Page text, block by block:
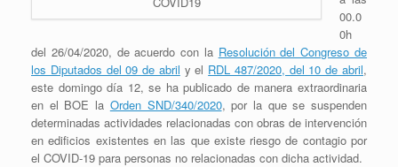
00.0
0h
del 26/04/2020, de acuerdo con la Resolución del Congreso de
los Diputados del 09 de abril y el RDL 487/2020, del 10 de abril,
este domingo día 12, se ha publicado de manera extraordinaria
en el BOE la Orden SND/340/2020, por la que se suspenden
determinadas actividades relacionadas con obras de intervención
en edificios existentes en las que existe riesgo de contagio por
el COVID-19 para personas no relacionadas con dicha actividad.